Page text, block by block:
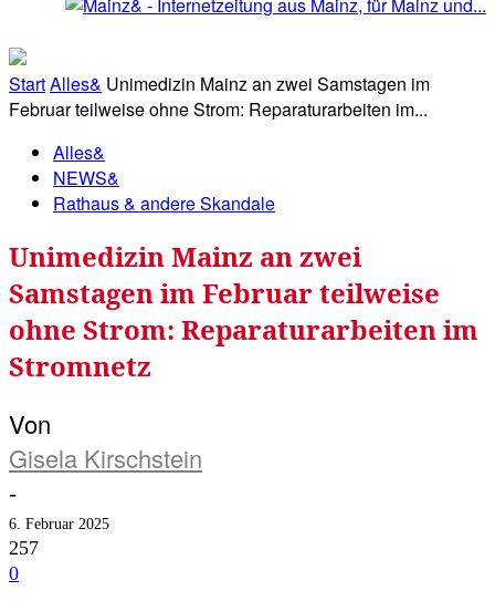
StartAlles& Unimedizin Mainz an zwei Samstagen im
Februar teilweise ohne Strom: Reparaturarbeiten im...
Alles&
NEWS&
Rathaus & andere Skandale
Unimedizin Mainz an zwei
Samstagen im Februar teilweise
ohne Strom: Reparaturarbeiten im
Stromnetz
Von
Gisela Kirschstein
-
6. Februar 2025
257
0